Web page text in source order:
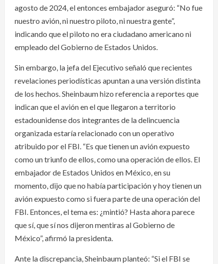
agosto de 2024, el entonces embajador aseguró: “No fue
nuestro avión, ni nuestro piloto, ni nuestra gente”,
indicando que el piloto no era ciudadano americano ni
empleado del Gobierno de Estados Unidos.
Sin embargo, la jefa del Ejecutivo señaló que recientes
revelaciones periodísticas apuntan a una versión distinta
de los hechos. Sheinbaum hizo referencia a reportes que
indican que el avión en el que llegaron a territorio
estadounidense dos integrantes de la delincuencia
organizada estaría relacionado con un operativo
atribuido por el FBI. “Es que tienen un avión expuesto
como un triunfo de ellos, como una operación de ellos. El
embajador de Estados Unidos en México, en su
momento, dijo que no había participación y hoy tienen un
avión expuesto como si fuera parte de una operación del
FBI. Entonces, el tema es: ¿mintió? Hasta ahora parece
que sí, que sí nos dijeron mentiras al Gobierno de
México”, afirmó la presidenta.
Ante la discrepancia, Sheinbaum planteó: “Si el FBI se